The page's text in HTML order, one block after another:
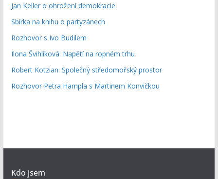
Jan Keller o ohrožení demokracie
Sbírka na knihu o partyzánech
Rozhovor s Ivo Budilem
Ilona Švihlíková: Napětí na ropném trhu
Robert Kotzian: Společný středomořský prostor
Rozhovor Petra Hampla s Martinem Konvičkou
Kdo jsem